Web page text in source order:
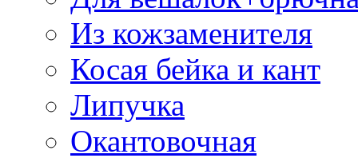
Из кожзаменителя
Косая бейка и кант
Липучка
Окантовочная